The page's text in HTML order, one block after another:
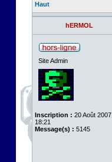
Haut
hERMOL
Site Admin
Inscription : 20 Août 2007,
18:21
Message(s) : 5145